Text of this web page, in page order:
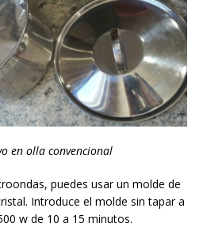
en olla convencional
puedes usar un molde de
Introduce el molde sin tapar a
w de 10 a 15 minutos.